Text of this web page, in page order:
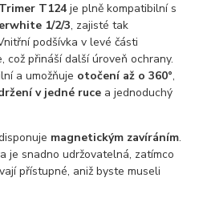
T124je plně kompatibilní s
1/2/3, zajisté tak
podšívka v levé části
což přináší další úroveň ochrany.
a umožňuje otočení až o 360°,
v jedné ruce a jednoduchý
magnetickým zavíráním.
je snadno udržovatelná, zatímco
přístupné, aniž byste museli